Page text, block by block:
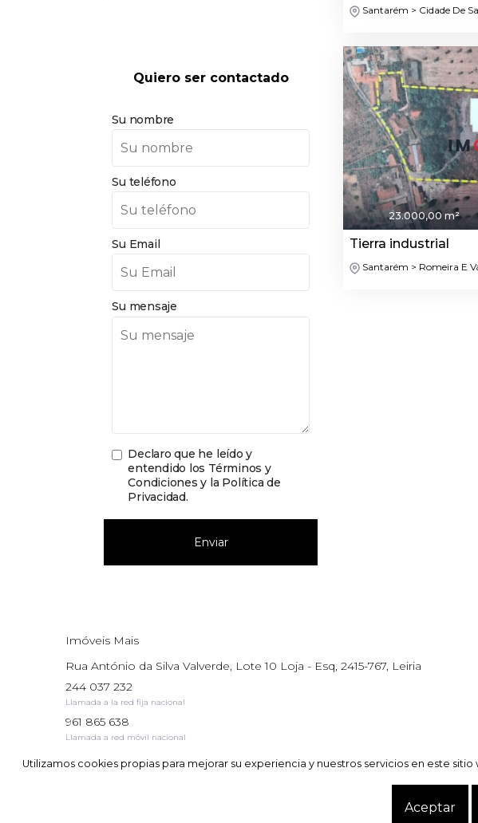
Utilizamos cookies propias para mejorar su experiencia y nuestros servicios en este
Aceptar
Quiero ser contactado
Su nombre
Su teléfono
Su Email
Su mensaje
Declaro que he leído y
entendido los Términos y
Condiciones y la Política de
Privacidad.
Enviar
Santarém > Cidade De
23.000,00 m²
Tierra industrial
Santarém > Romeira E
Imóveis Mais
Rua António da Silva Valverde, Lote 10 Loja - Esq, 2415-767, Leiria
244 037 232
Llamada a la red fija nacional
961 865 638
Llamada a red móvil nacional
AMI: 17195
Utilizamos cookies propias para mejorar su experiencia y nuestros servicios en este
Aceptar